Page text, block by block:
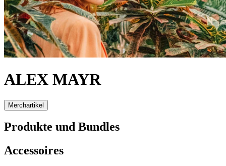
ALEX MAYR
Merchartikel
Produkte und Bundles
Accessoires